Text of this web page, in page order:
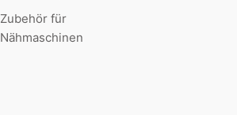
Zubehör für
Nähmaschinen